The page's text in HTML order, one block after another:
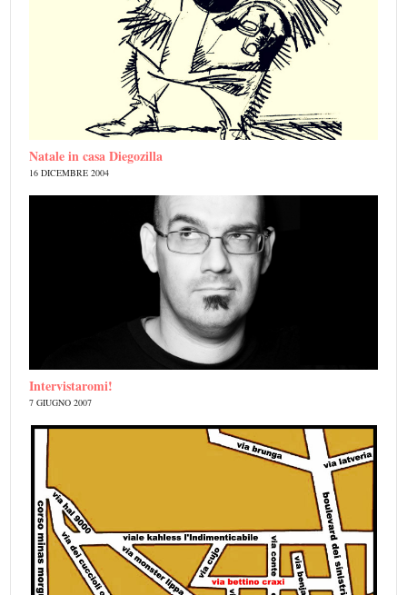
Natale in casa Diegozilla
16 DICEMBRE 2004
Intervistaromi!
7 GIUGNO 2007